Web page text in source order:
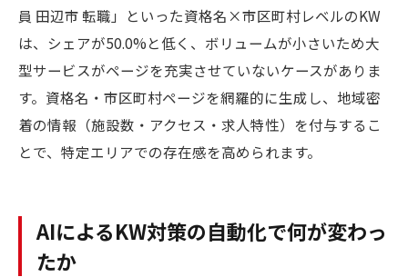
員 田辺市 転職」といった資格名×市区町村レベルのKW
は、シェアが50.0%と低く、ボリュームが小さいため大
型サービスがページを充実させていないケースがありま
す。資格名・市区町村ページを網羅的に生成し、地域密
着の情報（施設数・アクセス・求人特性）を付与するこ
とで、特定エリアでの存在感を高められます。
AIによるKW対策の自動化で何が変わっ
たか